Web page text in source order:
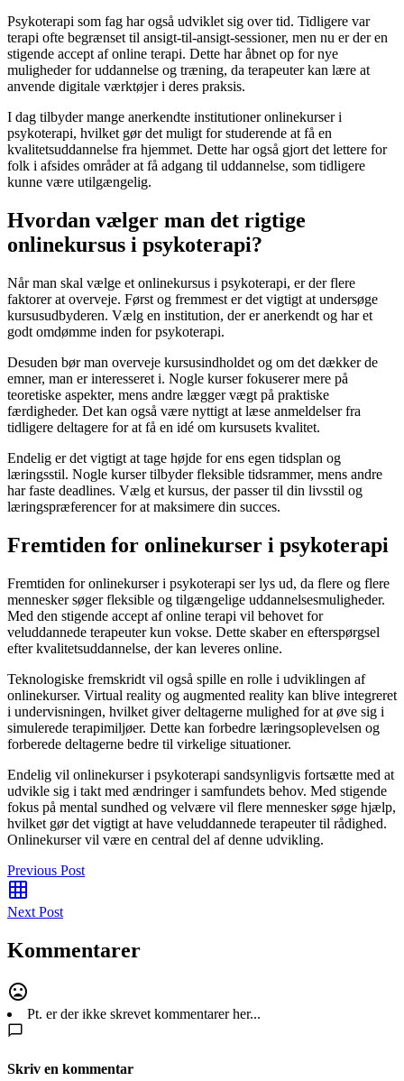
Psykoterapi som fag har også udviklet sig over tid. Tidligere var
terapi ofte begrænset til ansigt-til-ansigt-sessioner, men nu er der en
stigende accept af online terapi. Dette har åbnet op for nye
muligheder for uddannelse og træning, da terapeuter kan lære at
anvende digitale værktøjer i deres praksis.
I dag tilbyder mange anerkendte institutioner onlinekurser i
psykoterapi, hvilket gør det muligt for studerende at få en
kvalitetsuddannelse fra hjemmet. Dette har også gjort det lettere for
folk i afsides områder at få adgang til uddannelse, som tidligere
kunne være utilgængelig.
Hvordan vælger man det rigtige
onlinekursus i psykoterapi?
Når man skal vælge et onlinekursus i psykoterapi, er der flere
faktorer at overveje. Først og fremmest er det vigtigt at undersøge
kursusudbyderen. Vælg en institution, der er anerkendt og har et
godt omdømme inden for psykoterapi.
Desuden bør man overveje kursusindholdet og om det dækker de
emner, man er interesseret i. Nogle kurser fokuserer mere på
teoretiske aspekter, mens andre lægger vægt på praktiske
færdigheder. Det kan også være nyttigt at læse anmeldelser fra
tidligere deltagere for at få en idé om kursusets kvalitet.
Endelig er det vigtigt at tage højde for ens egen tidsplan og
læringsstil. Nogle kurser tilbyder fleksible tidsrammer, mens andre
har faste deadlines. Vælg et kursus, der passer til din livsstil og
læringspræferencer for at maksimere din succes.
Fremtiden for onlinekurser i psykoterapi
Fremtiden for onlinekurser i psykoterapi ser lys ud, da flere og flere
mennesker søger fleksible og tilgængelige uddannelsesmuligheder.
Med den stigende accept af online terapi vil behovet for
veluddannede terapeuter kun vokse. Dette skaber en efterspørgsel
efter kvalitetsuddannelse, der kan leveres online.
Teknologiske fremskridt vil også spille en rolle i udviklingen af
onlinekurser. Virtual reality og augmented reality kan blive integreret
i undervisningen, hvilket giver deltagerne mulighed for at øve sig i
simulerede terapimiljøer. Dette kan forbedre læringsoplevelsen og
forberede deltagerne bedre til virkelige situationer.
Endelig vil onlinekurser i psykoterapi sandsynligvis fortsætte med at
udvikle sig i takt med ændringer i samfundets behov. Med stigende
fokus på mental sundhed og velvære vil flere mennesker søge hjælp,
hvilket gør det vigtigt at have veluddannede terapeuter til rådighed.
Onlinekurser vil være en central del af denne udvikling.
Previous Post
Next Post
Kommentarer
Pt. er der ikke skrevet kommentarer her...
Skriv en kommentar